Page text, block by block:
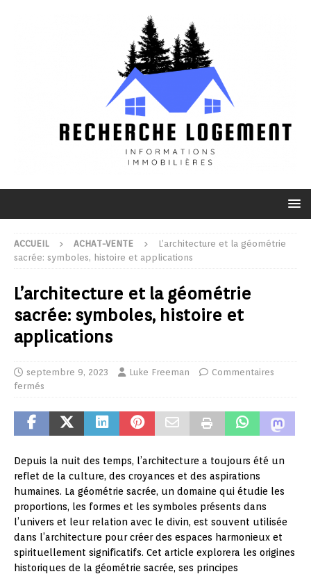
ACCUEIL ACHAT-VENTE
L’architecture et la géométrie
sacrée: symboles, histoire et applications
L’architecture et la géométrie
sacrée: symboles, histoire et
applications
septembre 9, 2023 Luke Freeman
Commentaires
fermés
Depuis la nuit des temps, l’architecture a toujours été un
reflet de la culture, des croyances et des aspirations
humaines. La géométrie sacrée, un domaine qui étudie les
proportions, les formes et les symboles présents dans
l’univers et leur relation avec le divin, est souvent utilisée
dans l’architecture pour créer des espaces harmonieux et
spirituellement significatifs. Cet article explorera les origines
historiques de la géométrie sacrée, ses principes